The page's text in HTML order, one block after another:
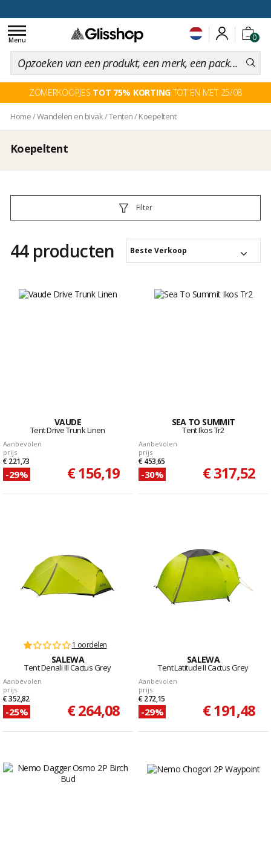
0
Toggle
navigation
Menu
ZOMERKOOPJES TOT 75% KORTINGTOT EN MET 25/08
Home/Wandelen en bivak/Tenten/Koepeltent
Koepeltent
Filter
44 producten Beste Verkoop
VAUDE
Tent Drive Trunk Linen
Aanbevolen
prijs
€ 221,73
-29% € 156,19
SEA TO SUMMIT
Tent Ikos Tr2
Aanbevolen
prijs
€ 453,65
-30% € 317,52
1 oordelen
SALEWA
Tent Denali III Cactus Grey
Aanbevolen
prijs
€ 352,82
-25% € 264,08
SALEWA
Tent Latitude II Cactus Grey
Aanbevolen
prijs
€ 272,15
-29% € 191,48